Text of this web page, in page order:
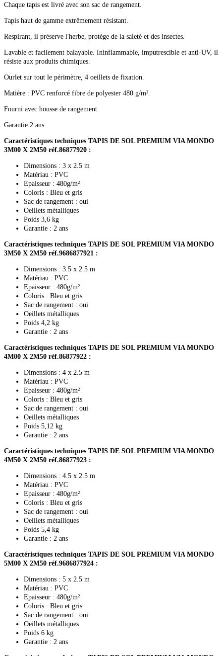
Chaque tapis est livré avec son sac de rangement.
Tapis haut de gamme extrêmement résistant.
Respirant, il préserve l'herbe, protège de la saleté et des insectes.
Lavable et facilement balayable. Ininflammable, imputrescible et anti-UV, il
résiste aux produits chimiques.
Ourlet sur tout le périmètre, 4 oeillets de fixation.
Matière : PVC renforcé fibre de polyester 480 g/m².
Fourni avec housse de rangement.
Garantie 2 ans
Caractéristiques techniques TAPIS DE SOL PREMIUM VIA MONDO
3M00 X 2M50 réf.86877920 :
Dimensions : 3 x 2.5 m
Matériau : PVC
Epaisseur : 480g/m²
Coloris : Bleu et gris
Sac de rangement : oui
Oeillets métalliques
Poids 3,6 kg
Garantie : 2 ans
Caractéristiques techniques TAPIS DE SOL PREMIUM VIA MONDO
3M50 X 2M50 réf.9686877921 :
Dimensions : 3.5 x 2.5 m
Matériau : PVC
Epaisseur : 480g/m²
Coloris : Bleu et gris
Sac de rangement : oui
Oeillets métalliques
Poids 4,2 kg
Garantie : 2 ans
Caractéristiques techniques TAPIS DE SOL PREMIUM VIA MONDO
4M00 X 2M50 réf.86877922 :
Dimensions : 4 x 2.5 m
Matériau : PVC
Epaisseur : 480g/m²
Coloris : Bleu et gris
Sac de rangement : oui
Oeillets métalliques
Poids 5,12 kg
Garantie : 2 ans
Caractéristiques techniques TAPIS DE SOL PREMIUM VIA MONDO
4M50 X 2M50 réf.86877923 :
Dimensions : 4.5 x 2.5 m
Matériau : PVC
Epaisseur : 480g/m²
Coloris : Bleu et gris
Sac de rangement : oui
Oeillets métalliques
Poids 5,4 kg
Garantie : 2 ans
Caractéristiques techniques TAPIS DE SOL PREMIUM VIA MONDO
5M00 X 2M50 réf.9686877924 :
Dimensions : 5 x 2.5 m
Matériau : PVC
Epaisseur : 480g/m²
Coloris : Bleu et gris
Sac de rangement : oui
Oeillets métalliques
Poids 6 kg
Garantie : 2 ans